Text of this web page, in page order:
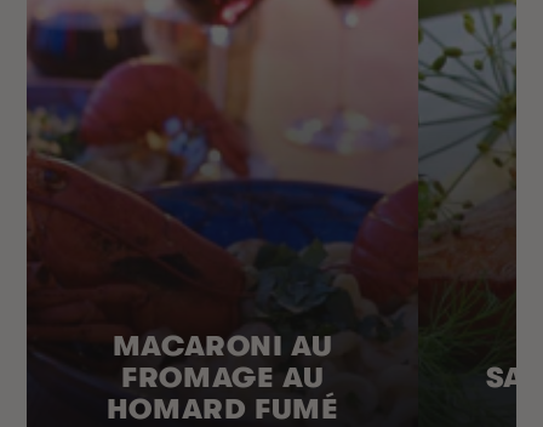
MACARONI AU
FROMAGE AU
HOMARD FUMÉ